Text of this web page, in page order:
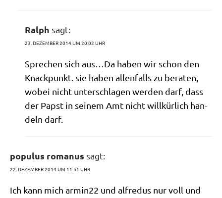
Ralph sagt:
23. DEZEMBER 2014 UM 20:02 UHR
Spre­chen sich aus…Da haben wir schon den
Knack­punkt. sie haben allen­falls zu bera­ten,
wobei nicht unter­schla­gen wer­den darf, dass
der Papst in sei­nem Amt nicht will­kür­lich han­
deln darf.
populus romanus sagt:
22. DEZEMBER 2014 UM 11:51 UHR
Ich kann mich armin22 und alf­re­dus nur voll und